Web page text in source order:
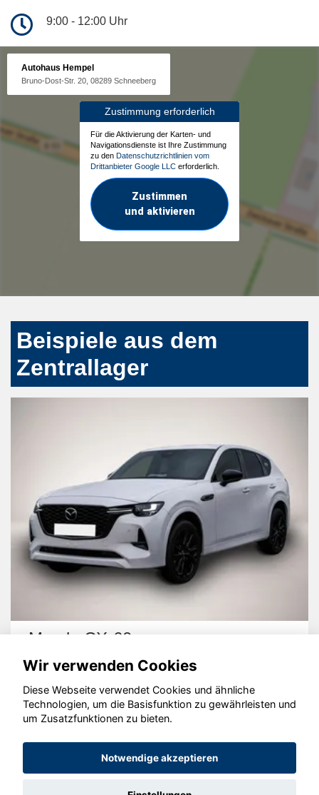
9:00 - 12:00 Uhr
Autohaus Hempel
Bruno-Dost-Str. 20, 08289 Schneeberg
Zustimmung erforderlich
Für die Aktivierung der Karten- und
Navigationsdienste ist Ihre Zustimmung
zu den Datenschutzrichtlinien vom
Drittanbieter Google LLC erforderlich.
Zustimmen
und aktivieren
Beispiele aus dem
Zentrallager
Mazda CX-60
© konjunkturmotor.de GmbH 2020 - 2026
Wir verwenden Cookies
Diese Webseite verwendet Cookies und ähnliche
Technologien, um die Basisfunktion zu gewährleisten und
um Zusatzfunktionen zu bieten.
Notwendige akzeptieren